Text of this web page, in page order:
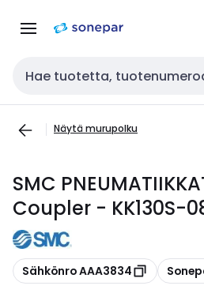
navigointiinsisältöön
Haku
Näytä murupolku
SMC
Coupler - KK130S-
Kopioi
Sähkönro AAA3834 Kopioi